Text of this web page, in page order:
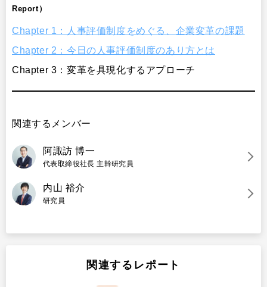
Report）
Chapter 1：人事評価制度をめぐる、企業変革の課題
Chapter 2：今日の人事評価制度のあり方とは
Chapter 3：変革を具現化するアプローチ
関連するメンバー
阿諏訪 博一
代表取締役社長 主幹研究員
内山 裕介
研究員
関連するレポート